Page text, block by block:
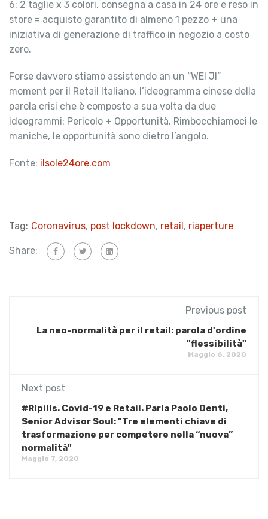
6: 2 taglie x 3 colori, consegna a casa in 24 ore e reso in
store = acquisto garantito di almeno 1 pezzo + una
iniziativa di generazione di traffico in negozio a costo
zero.
Forse davvero stiamo assistendo an un “WEI JI”
moment per il Retail Italiano, l’ideogramma cinese della
parola crisi che è composto a sua volta da due
ideogrammi: Pericolo + Opportunità. Rimbocchiamoci le
maniche, le opportunità sono dietro l’angolo.
Fonte: ilsole24ore.com
Tag: Coronavirus, post lockdown, retail, riaperture
Share:
Previous post
La neo-normalità per il retail: parola d'ordine
"flessibilità"
Maggio 6, 2020
Next post
#RIpills. Covid-19 e Retail. Parla Paolo Denti,
Senior Advisor Soul: "Tre elementi chiave di
trasformazione per competere nella “nuova”
normalità"
Maggio 7, 2020